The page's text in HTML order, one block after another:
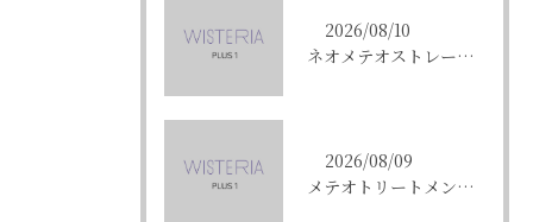
2026/08/10
ネオメテオストレートで叶える東京都中央区銀座の理想の髪質改善術
2026/08/09
メテオトリートメントで東京都中央区銀座の髪質改善を成功させる方法と施術選びのコツ